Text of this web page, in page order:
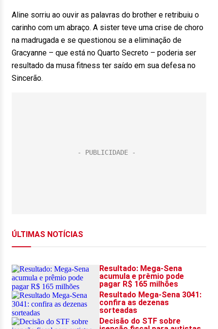
Aline sorriu ao ouvir as palavras do brother e retribuiu o
carinho com um abraço. A sister teve uma crise de choro
na madrugada e se questionou se a eliminação de
Gracyanne – que está no Quarto Secreto – poderia ser
resultado da musa fitness ter saído em sua defesa no
Sincerão.